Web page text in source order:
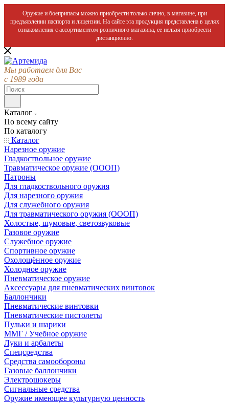
Оружие и боеприпасы можно приобрести только лично, в магазине, при
предъявлении паспорта и лицензии. На сайте эта продукция представлена в целях
ознакомления с ассортиментом розничного магазина, ее нельзя приобрести
дистанционно.
Мы работаем для Вас
с 1989 года
Каталог
По всему сайту
По каталогу
Каталог
Нарезное оружие
Гладкоствольное оружие
Травматическое оружие (ОООП)
Патроны
Для гладкоствольного оружия
Для нарезного оружия
Для служебного оружия
Для травматического оружия (ОООП)
Холостые, шумовые, светозвуковые
Газовое оружие
Служебное оружие
Спортивное оружие
Охолощённое оружие
Холодное оружие
Пневматическое оружие
Аксессуары для пневматических винтовок
Баллончики
Пневматические винтовки
Пневматические пистолеты
Пульки и шарики
ММГ / Учебное оружие
Луки и арбалеты
Спецсредства
Средства самообороны
Газовые баллончики
Электрошокеры
Сигнальные средства
Оружие имеющее культурную ценность